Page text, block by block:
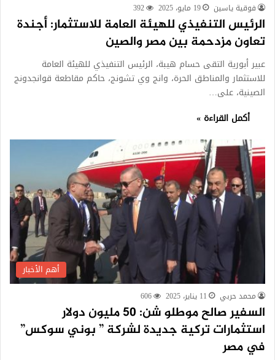
فوقية ياسين 19 مايو، 2025 392
الرئيس التنفيذي للهيئة العامة للاستثمار: أجندة
تعاون مزدحمة بين مصر والصين
عبير أبورية التقى حسام هيبة، الرئيس التنفيذي للهيئة العامة
للاستثمار والمناطق الحرة، وانج وي تشونج، حاكم مقاطعة قوانجدونج
الصينية، على…
أكمل القراءة »
أهم الأخبار
محمد حربي 11 يناير، 2025 606
السفير صالح موطلو شن: 50 مليون دولار
استثمارات تركية جديدة لشركة ” بوني سوكس”
في مصر